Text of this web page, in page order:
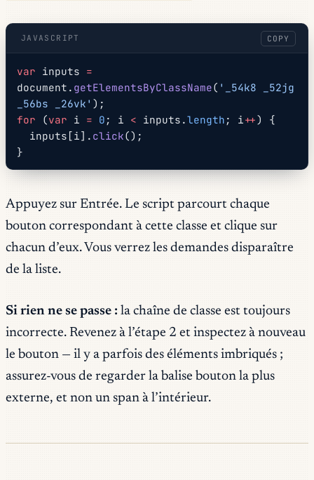
JAVASCRIPT COPY
var inputs =
document. getElementsByClassName( '_54k8 _52jg
_56bs _26vk' );
for (var i = 0 ; i < inputs.length ; i++) {
  inputs[i].
click();
}
Appuyez sur Entrée. Le script parcourt chaque
bouton correspondant à cette classe et clique sur
chacun d’eux. Vous verrez les demandes disparaître
de la liste.
Si rien ne se passe : la chaîne de classe est toujours
incorrecte. Revenez à l’étape 2 et inspectez à nouveau
le bouton — il y a parfois des éléments imbriqués ;
assurez-vous de regarder la balise bouton la plus
externe, et non un span à l’intérieur.